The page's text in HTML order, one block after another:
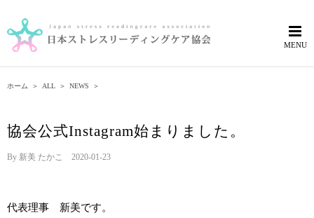
content
ホーム ＞ ALL ＞ NEWS ＞
協会公式Instagram始まりました。
By 新美 たかこ 2020-01-23
代表理事 新美です。